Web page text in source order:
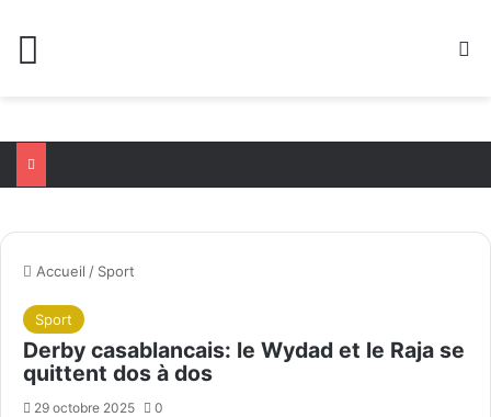
Accueil / Sport
Sport
Derby casablancais: le Wydad et le Raja se
quittent dos à dos
29 octobre 2025 0